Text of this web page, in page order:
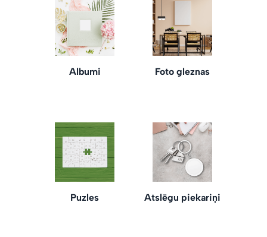
Albumi Foto gleznas
Puzles Atslēgu piekariņi